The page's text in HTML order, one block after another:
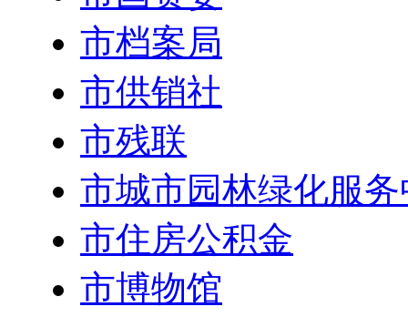
市档案局
市供销社
市残联
市城市园林绿化服
市住房公积金
市博物馆